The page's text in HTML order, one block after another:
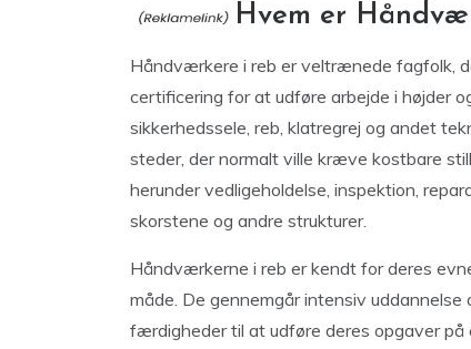
Hvem er
Håndværkere i reb er veltrænede fagfolk,
certificering for at udføre arbejde i højder
sikkerhedssele, reb, klatregrej og andet
steder, der normalt ville kræve kostbare
herunder vedligeholdelse, inspektion,
skorstene og andre strukturer.
Håndværkerne i reb er kendt for deres
måde. De gennemgår intensiv
færdigheder til at udføre deres opgaver